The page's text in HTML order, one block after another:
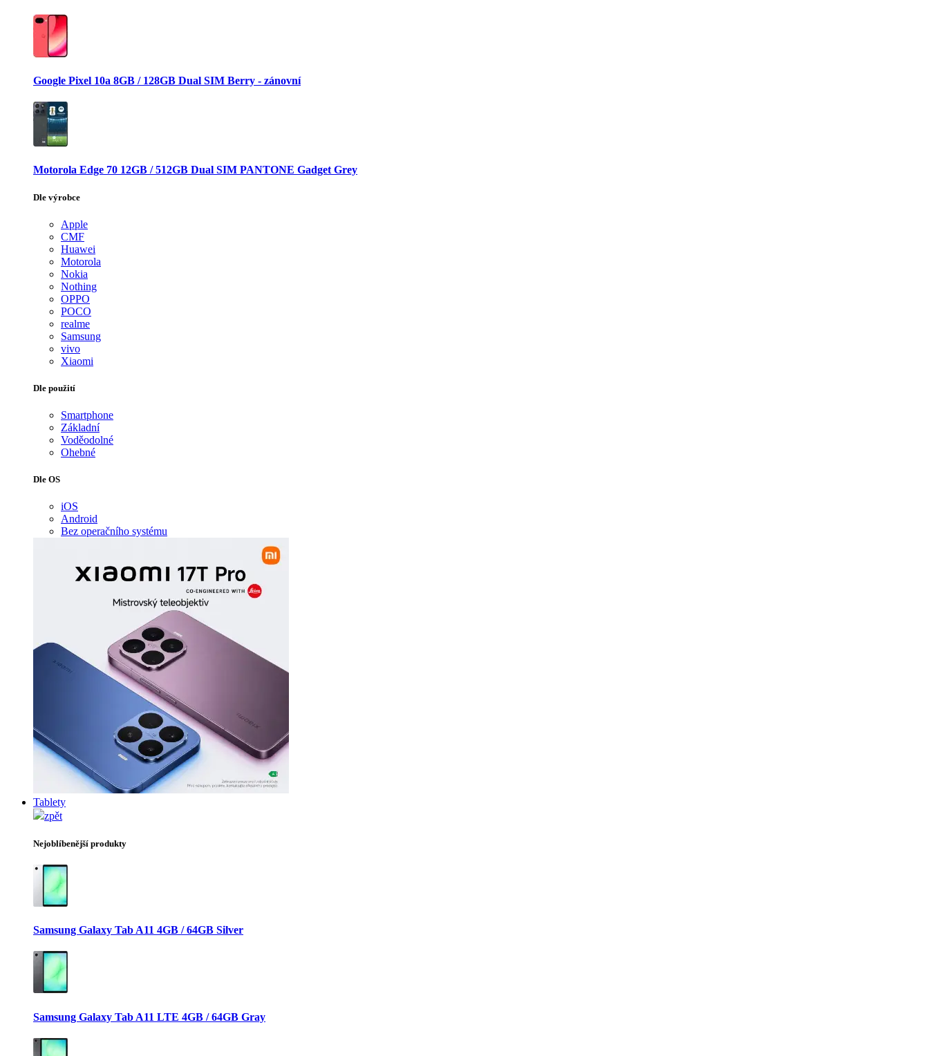
Google Pixel 10a 8GB / 128GB Dual SIM Berry - zánovní
Motorola Edge 70 12GB / 512GB Dual SIM PANTONE Gadget Grey
Dle výrobce
Apple
CMF
Huawei
Motorola
Nokia
Nothing
OPPO
POCO
realme
Samsung
vivo
Xiaomi
Dle použití
Smartphone
Základní
Voděodolné
Ohebné
Dle OS
iOS
Android
Bez operačního systému
Tablety
zpět
Nejoblíbenější produkty
Samsung Galaxy Tab A11 4GB / 64GB Silver
Samsung Galaxy Tab A11 LTE 4GB / 64GB Gray